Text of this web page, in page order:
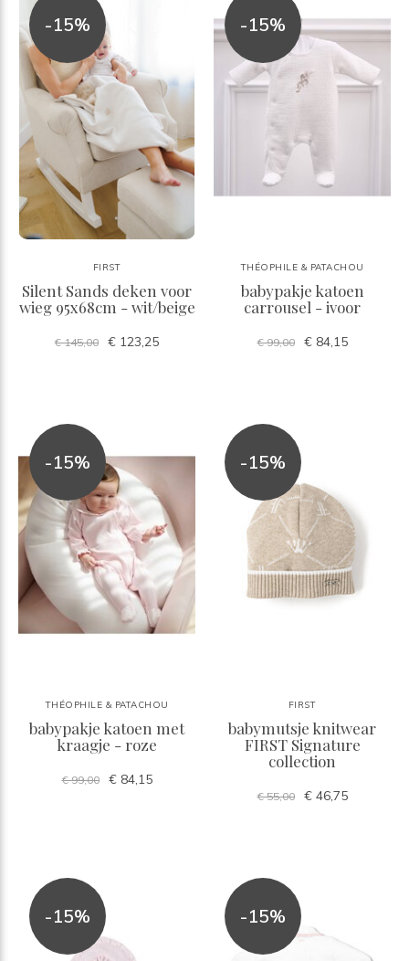
-15%
FIRST
Silent Sands deken voor
wieg 95x68cm - wit/beige
€ 145,00 € 123,25
-15%
THÉOPHILE & PATACHOU
babypakje katoen
carrousel - ivoor
€ 99,00 € 84,15
-15%
THÉOPHILE & PATACHOU
babypakje katoen met
kraagje - roze
€ 99,00 € 84,15
-15%
FIRST
babymutsje knitwear
FIRST Signature
collection
€ 55,00 € 46,75
-15% -15%